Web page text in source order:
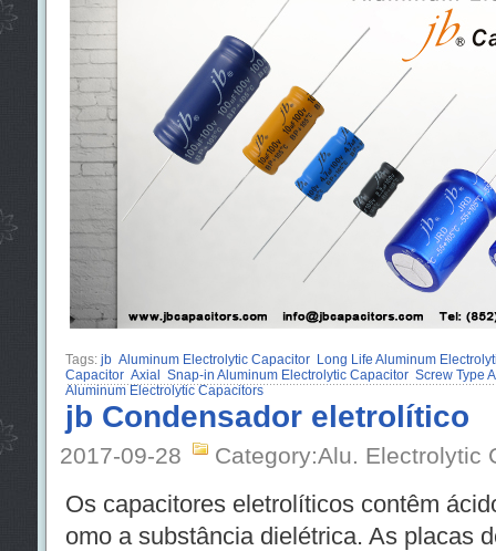
Tags: jb Aluminum Electrolytic Capacitor Long Life Aluminum
Capacitor Axial Snap-in Aluminum Electrolytic Capacitor Screw Type
Aluminum Electrolytic Capacitors
jb Condensador eletrolítico
2017-09-28 Category:Alu. Electrolytic
Os capacitores eletrolíticos contêm
omo a substância dielétrica. As placas